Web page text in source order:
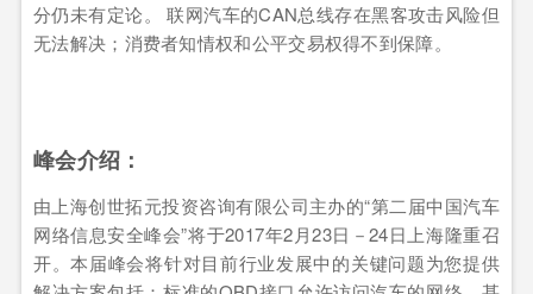
分仍未有定论。 联网汽车的CAN总线存在黑客攻击风险但
无法解决；消费者知情权和公平交易权得不到保障。
峰会介绍：
由上海创世拓元投资咨询有限公司主办的“第二届中国汽车
网络信息安全峰会”将于2017年2月23日－24日上海隆重召
开。本届峰会将针对目前行业发展中的关键问题为您提供